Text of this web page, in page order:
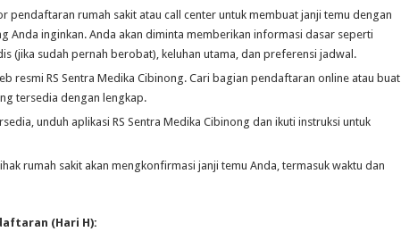
pendaftaran rumah sakit atau call center untuk membuat janji temu dengan
Anda inginkan. Anda akan diminta memberikan informasi dasar seperti
(jika sudah pernah berobat), keluhan utama, dan preferensi jadwal.
resmi RS Sentra Medika Cibinong. Cari bagian pendaftaran online atau buat
tersedia dengan lengkap.
unduh aplikasi RS Sentra Medika Cibinong dan ikuti instruksi untuk
rumah sakit akan mengkonfirmasi janji temu Anda, termasuk waktu dan
(Hari H):